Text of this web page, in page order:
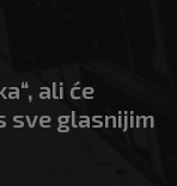
ali će
sve glasnijim